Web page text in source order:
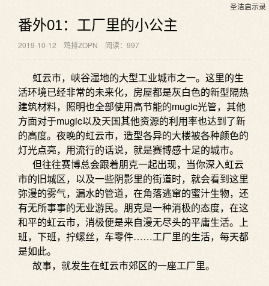
圣洁启示录
番外01：工厂里的小公主
2019-10-12 鸡排ZOPN 阅读：997
虹云市，峡谷湿地的大型工业城市之一。这里的生
活环境已经非常的未来化，房屋都是灰白色的新型隔热
建筑材料，照明也全部使用高节能的mugic光管，其他
方面对于mugic以及天国其他资源的利用率也达到了新
的高度。夜晚的虹云市，造型各异的大楼被各种颜色的
灯光点亮，用流行的话说，就是赛博感十足的城市。
但往往赛博总会跟着朋克一起出现，当你深入虹云
市的旧城区，以及一些阴影里的街道时，就会看到这里
弥漫的雾气，漏水的管道，在角落逃窜的蜜汁生物，还
有无所事事的无业游民。朋克是一种消极的态度，在这
和平的虹云市，消极便是来自漫无尽头的平庸生活。上
班，下班，拧螺丝，车零件……工厂里的生活，每天都
是如此。
故事，就发生在虹云市郊区的一座工厂里。